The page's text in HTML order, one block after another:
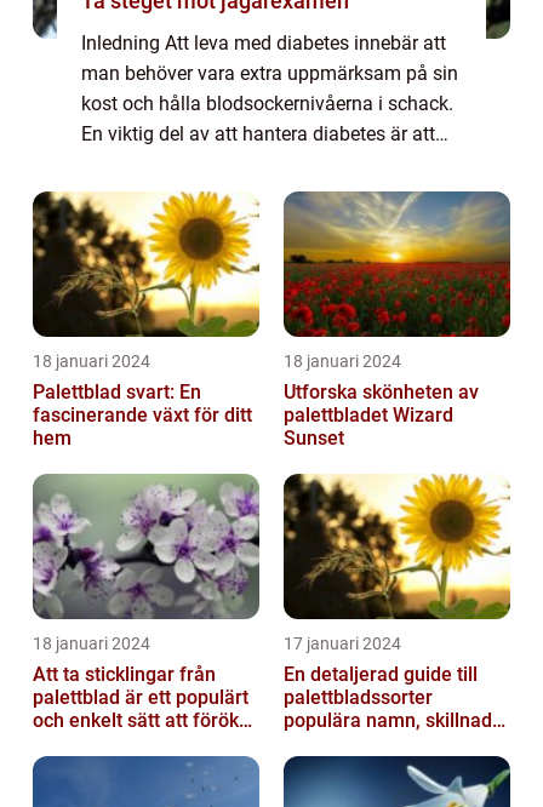
Inledning Att leva med diabetes innebär att
man behöver vara extra uppmärksam på sin
kost och hålla blodsockernivåerna i schack.
En viktig del av att hantera diabetes är att
och samtidigt är hälsosamma. I denna...
18 januari 2024
Palettblad svart: En
fascinerande växt för ditt
hem
18 januari 2024
Utforska skönheten av
palettbladet Wizard
Sunset
18 januari 2024
Att ta sticklingar från
palettblad är ett populärt
och enkelt sätt att föröka
17 januari 2024
En detaljerad guide till
palettbladssorter
populära namn, skillnader